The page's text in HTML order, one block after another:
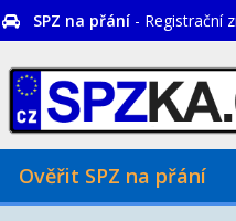
SPZ na přání - Registrační
Ověřit SPZ na přání